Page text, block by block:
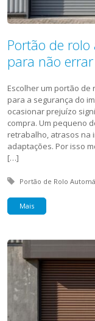
Portão de
para não
Escolher um portão de
para a segurança do
ocasionar prejuízo
compra. Um pequeno
retrabalho, atrasos na
adaptações. Por isso
[…]
Tagged with:
Portão de Rolo
Mais